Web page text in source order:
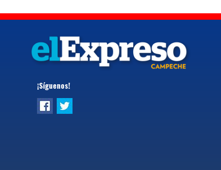
¡Síguenos!